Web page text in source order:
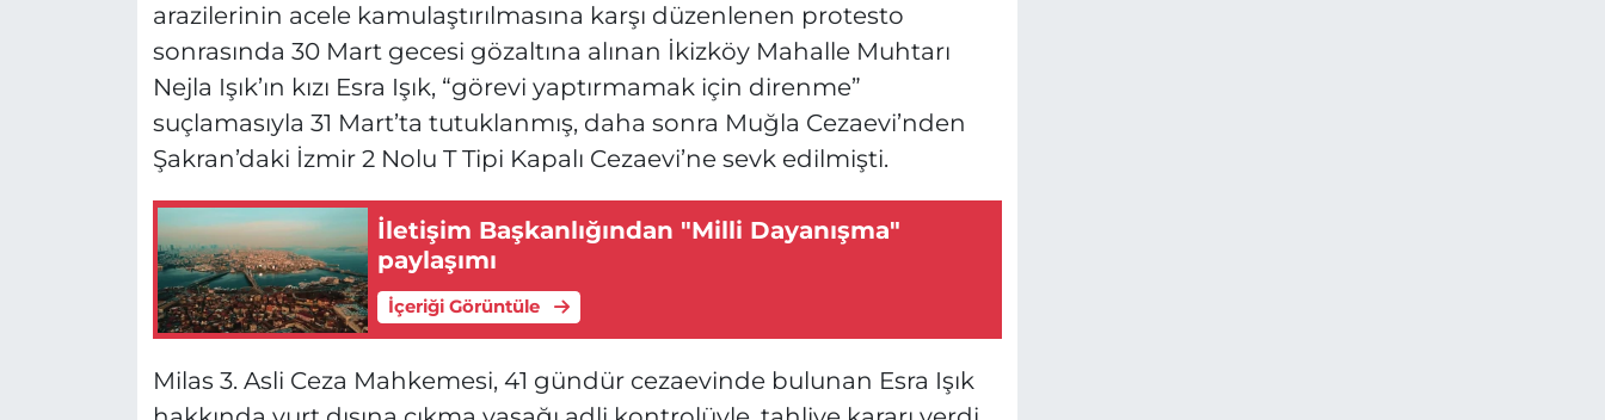
arazilerinin acele kamulaştırılmasına karşı düzenlenen protesto
sonrasında 30 Mart gecesi gözaltına alınan İkizköy Mahalle Muhtarı
Nejla Işık’ın kızı Esra Işık, “görevi yaptırmamak için direnme”
suçlamasıyla 31 Mart’ta tutuklanmış, daha sonra Muğla Cezaevi’nden
Şakran’daki İzmir 2 Nolu T Tipi Kapalı Cezaevi’ne sevk edilmişti.
İletişim Başkanlığından "Milli Dayanışma"
paylaşımı
İçeriği Görüntüle
Milas 3. Asli Ceza Mahkemesi, 41 gündür cezaevinde bulunan Esra Işık